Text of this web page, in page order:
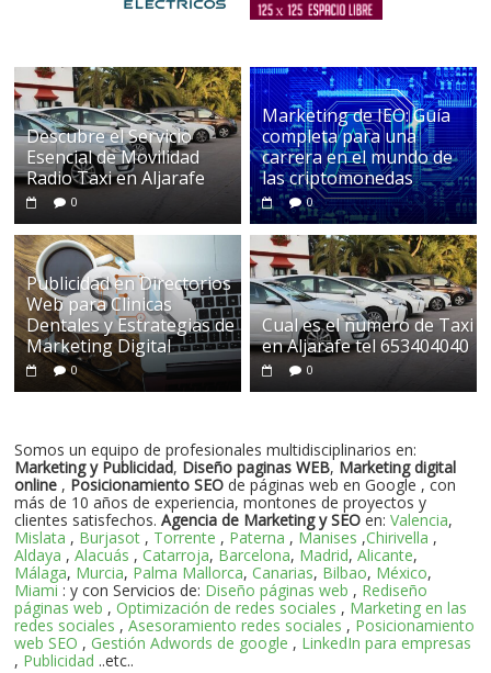
Descubre el Servicio
Esencial de Movilidad
Radio Taxi en Aljarafe
0
Marketing de IEO: Guía
completa para una
carrera en el mundo de
las criptomonedas
0
Publicidad en Directorios
Web para Clinicas
Dentales y Estrategias de
Marketing Digital
0
Cual es el numero de Taxi
en Aljarafe tel 653404040
0
Somos un equipo de profesionales multidisciplinarios en:
Marketing y Publicidad, Diseño paginas WEB, Marketing digital
online , Posicionamiento SEO de páginas web en Google , con
más de 10 años de experiencia, montones de proyectos y
clientes satisfechos.Agencia de Marketing y SEO en:Valencia,
Mislata , Burjasot , Torrente , Paterna , Manises ,Chirivella ,
Aldaya ,Alacuás ,Catarroja, Barcelona, Madrid,Alicante,
Málaga, Murcia, Palma Mallorca,Canarias, Bilbao, México,
Miami : y con Servicios de: Diseño páginas web , Rediseño
páginas web ,Optimización de redes sociales , Marketing en las
redes sociales ,Asesoramiento redes sociales , Posicionamiento
web SEO , Gestión Adwords de google , LinkedIn para empresas
, Publicidad ..etc..